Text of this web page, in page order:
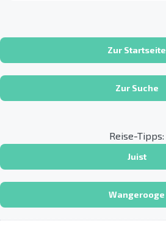
Zur Startseite
Zur Suche
Reise-Tipps:
Juist
Wangerooge